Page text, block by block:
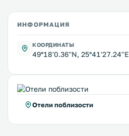
ИНФОРМАЦИЯ
КООРДИНАТЫ
49°18'0.36''N, 25°41'27.24''E
Отели поблизости